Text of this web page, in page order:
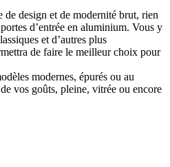
de design et de modernité brut, rien
d’entrée en aluminium. Vous y
et d’autres plus
de faire le meilleur choix pour
modernes, épurés ou au
vos goûts, pleine, vitrée ou encore